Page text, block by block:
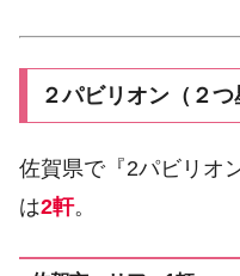
２パビリオン（２つ
佐賀県で『2パビリ
は2軒。